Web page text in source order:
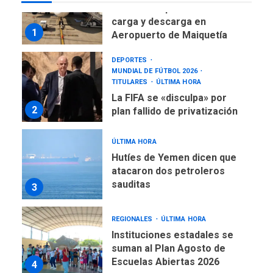
2
La FIFA se «disculpa» por
plan fallido de privatización
3
Hutíes de Yemen dicen que
atacaron dos petroleros
sauditas
4
REGIONALES
Instituciones estadales se
suman al Plan Agosto de
Escuelas Abiertas 2026
Concejo Municipal de
Mariño respalda a Cámara
de Comercio para reforma